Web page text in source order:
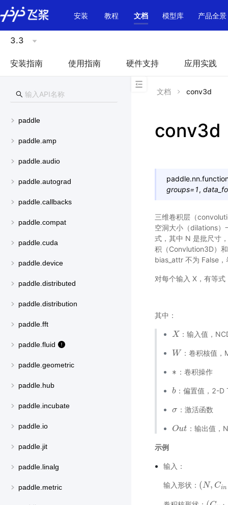
\u200E
安装
教程 文档 模型库 产品全景
3.3
安装指南 使用指南 硬件支持 应用实践
paddle
paddle.amp
paddle.audio
paddle.autograd
paddle.callbacks
paddle.compat
paddle.cuda
paddle.device
paddle.distributed
paddle.distribution
paddle.fft
paddle.fluid
paddle.geometric
paddle.hub
paddle.incubate
paddle.io
paddle.jit
paddle.linalg
paddle.metric
文档 conv3d
conv3d
groups=1,
三维卷积层（
空洞大小（dilations）
式，其中 N 是批尺寸
积（Convlution3D）
bias_attr 不为 False
对每个输入 X，有等式
其中：
X
X ：输入值，
W
W ：卷积核值
∗
∗ ：卷积操作
b
b ：偏置值，2-
σ
σ ：激活函数
Out
Out ：输出值
示例
输入：
输入形状： (N, Cin
(N,C in,D